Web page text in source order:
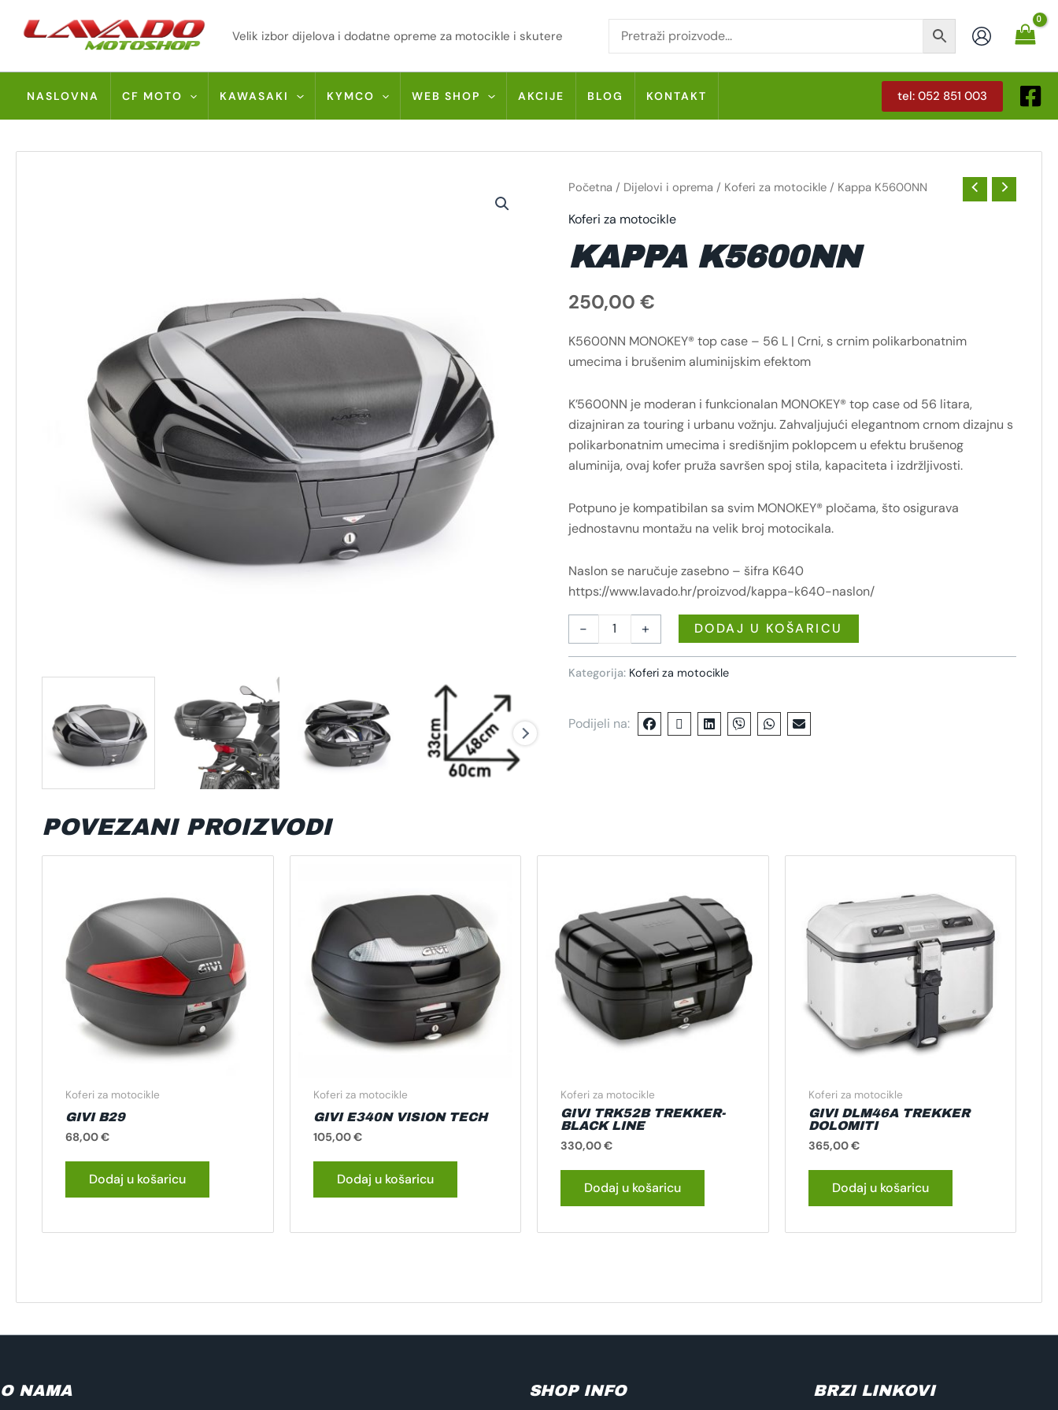
Velik izbor dijelova i dodatne opreme za motocikle i skutere
NASLOVNA CF MOTO KAWASAKI KYMCO WEB SHOP AKCIJE BLOG KONTAKT tel: 052 851 003
Početna / Dijelovi i oprema / Koferi za motocikle/ Kappa K5600NN
Koferi za motocikle
KAPPA K5600NN
250,00 €
K5600NN MONOKEY® top case – 56 L | Crni, s crnim polikarbonatnim
umecima i brušenim aluminijskim efektom
K’5600NN je moderan i funkcionalan MONOKEY® top case od 56 litara,
dizajniran za touring i urbanu vožnju. Zahvaljujući elegantnom crnom dizajnu s
polikarbonatnim umecima i središnjim poklopcem u efektu brušenog
aluminija, ovaj kofer pruža savršen spoj stila, kapaciteta i izdržljivosti.
Potpuno je kompatibilan sa svim MONOKEY® pločama, što osigurava
jednostavnu montažu na velik broj motocikala.
Naslon se naručuje zasebno – šifra K640
https://www.lavado.hr/proizvod/kappa-k640-naslon/
-
KAPPA
K5600NN
+ DODAJ U KOŠARICU
Kategorija: Koferi za motocikle
Podijeli na:
POVEZANI PROIZVODI
Koferi za motocikle
GIVI B29
68,00€
Dodaj u košaricu
Koferi za motocikle
GIVI E340N VISION TECH
105,00€
Dodaj u košaricu
Koferi za motocikle
GIVI TRK52B TREKKER-
BLACK LINE
330,00€
Dodaj u košaricu
Koferi za motocikle
GIVI DLM46A TREKKER
DOLOMITI
365,00€
Dodaj u košaricu
O NAMA SHOP INFO BRZI LINKOVI